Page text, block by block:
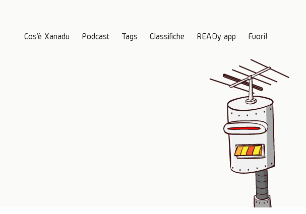
Cos'è Xanadu Podcast Tags Classifiche READy app Fuori!